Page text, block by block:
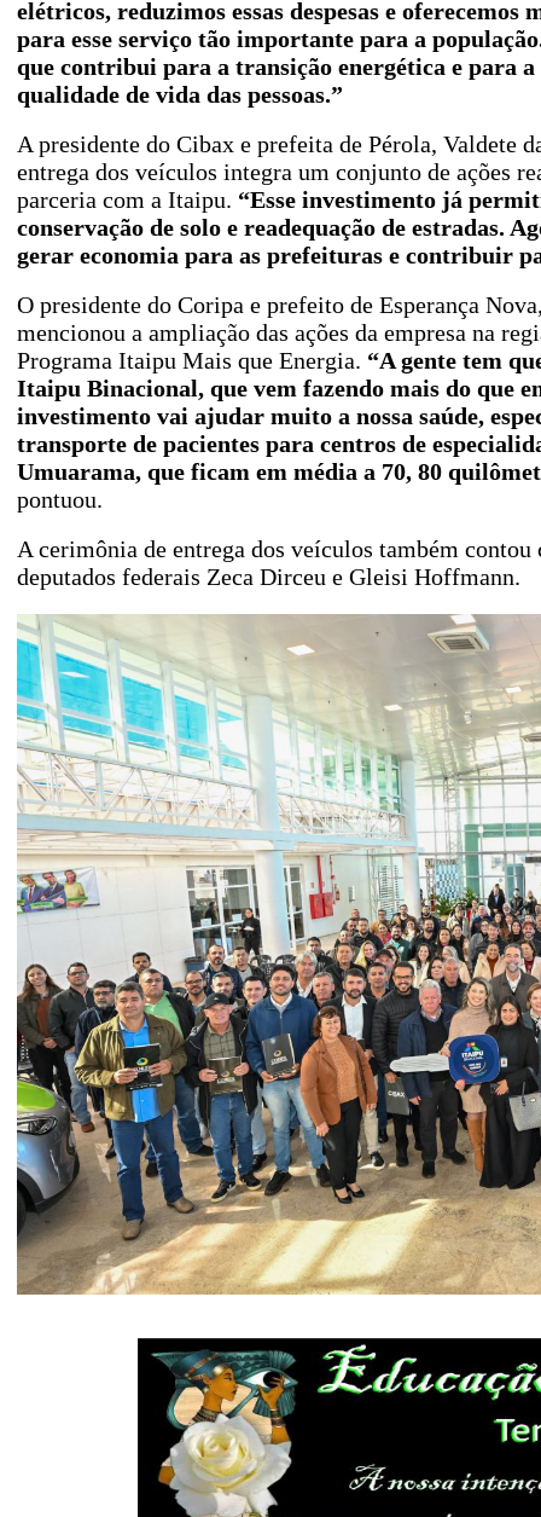
elétricos, reduzimos essas despesas e oferecemos
para esse serviço tão importante para a
que contribui para a transição energética e para
qualidade de vida das pessoas.”
A presidente do Cibax e prefeita de Pérola, Valdete
entrega dos veículos integra um conjunto de ações
parceria com a Itaipu. “Esse investimento já
conservação de solo e readequação de estradas.
gerar economia para as prefeituras e contribuir
O presidente do Coripa e prefeito de Esperança
mencionou a ampliação das ações da empresa na
Programa Itaipu Mais que Energia. “A gente tem
Itaipu Binacional, que vem fazendo mais do que
investimento vai ajudar muito a nossa saúde,
transporte de pacientes para centros de
Umuarama, que ficam em média a 70, 80
pontuou.
A cerimônia de entrega dos veículos também contou
deputados federais Zeca Dirceu e Gleisi Hoffmann.